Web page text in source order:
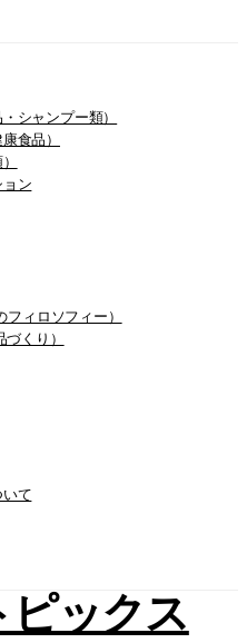
シャンプー類）
食品）
ン
ィロソフィー）
くり）
て
ックス